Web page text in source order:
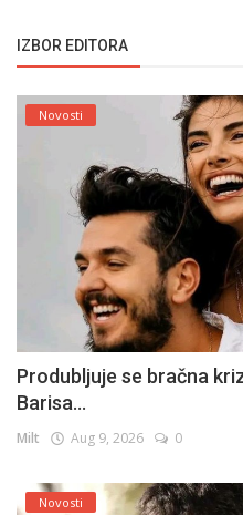
IZBOR EDITORA
Novosti
Produbljuje se bračna
Barisa...
Milt Aug 9, 2026 0
Novosti